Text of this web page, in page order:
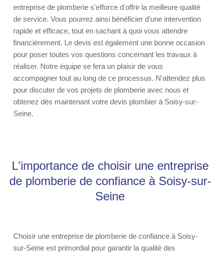
entreprise de plomberie s'efforce d'offrir la meilleure qualité
de service. Vous pourrez ainsi bénéficier d'une intervention
rapide et efficace, tout en sachant à quoi vous attendre
financièrement. Le devis est également une bonne occasion
pour poser toutes vos questions concernant les travaux à
réaliser. Notre équipe se fera un plaisir de vous
accompagner tout au long de ce processus. N'attendez plus
pour discuter de vos projets de plomberie avec nous et
obtenez dès maintenant votre devis plombier à Soisy-sur-
Seine.
L'importance de choisir une entreprise
de plomberie de confiance à Soisy-sur-
Seine
Choisir une entreprise de plomberie de confiance à Soisy-
sur-Seine est primordial pour garantir la qualité des